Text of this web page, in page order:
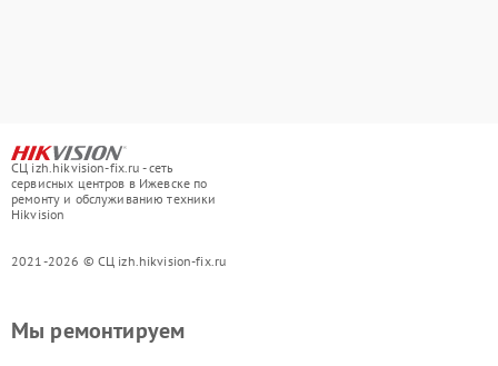
СЦ izh.hikvision-fix.ru - сеть
сервисных центров в Ижевске по
ремонту и обслуживанию техники
Hikvision
2021-2026 © СЦ izh.hikvision-fix.ru
Мы ремонтируем